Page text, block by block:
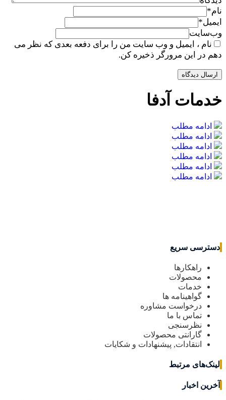
نام*
ایمیل*
وب‌سایت
نام ، ایمیل و وب سایت من را برای دفعه بعدی که نظر می
دهم در این مرورگر ذخیره کن.
خدمات آدفا
ادامه مطلب
ادامه مطلب
ادامه مطلب
ادامه مطلب
ادامه مطلب
ادامه مطلب
دسترسی سریع
راهکارها
محصولات
خدمات
گواهینامه ها
درخواست مشاوره
تماس با ما
نظرسنجی
گارانتی محصولات
انتقادات, پیشنهادات و شکایات
لینک‌های مرتبط
آخرین اخبار